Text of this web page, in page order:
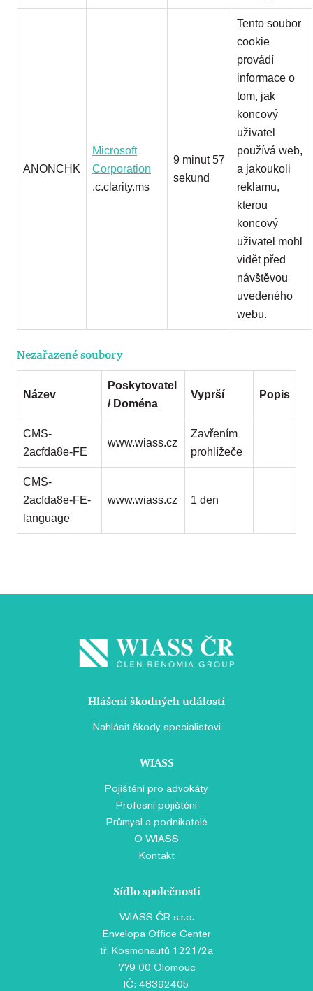
ANONCHK
Microsoft
Corporation
.c.clarity.ms
9 minut 57
sekund
Tento soubor
cookie
provádí
informace o
tom, jak
koncový
uživatel
používá web,
a jakoukoli
reklamu,
kterou
koncový
uživatel mohl
vidět před
návštěvou
uvedeného
webu.
Nezařazené soubory
Název
Poskytovatel
/ Doména
Vyprší Popis
CMS-
2acfda8e-FE
www.wiass.cz
Zavřením
prohlížeče
CMS-
2acfda8e-FE-
language
www.wiass.cz 1 den
Hlášení škodných událostí
Nahlásit škody specialistovi
WIASS
Pojištění pro advokáty
Profesní pojištění
Průmysl a podnikatelé
O WIASS
Kontakt
Sídlo společnosti
WIASS ČR s.r.o.
Envelopa Office Center
tř. Kosmonautů 1221/2a
779 00 Olomouc
IČ: 48392405